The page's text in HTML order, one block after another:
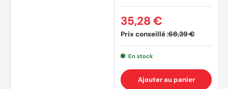
Prix conseillé :68,39 €
35,28 €
En stock
Ajouter au panier